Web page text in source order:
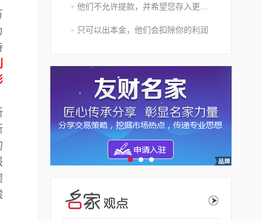
他们不允许提款，并希望您存入更多的资金
只可以出本金，他们会扣除你的利润